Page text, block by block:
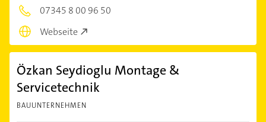
07345 8 00 96 50
Webseite
Özkan Seydioglu Montage &
Servicetechnik
BAUUNTERNEHMEN